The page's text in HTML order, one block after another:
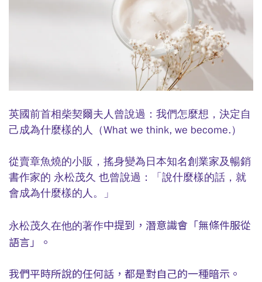
英國前首相柴契爾夫人曾說過：我們怎麼想，決定自
己成為什麼樣的人（What we think, we become.）
從賣章魚燒的小販，搖身變為日本知名創業家及暢銷
書作家的 永松茂久 也曾說過：「說什麼樣的話，就
會成為什麼樣的人。」
永松茂久在他的著作中提到，潛意識會「無條件服從
語言」。
我們平時所說的任何話，都是對自己的一種暗示。